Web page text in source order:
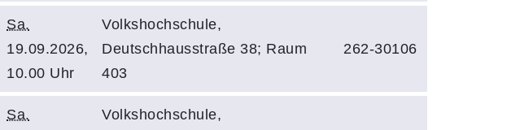
Sa.
19.09.2026,
10.00 Uhr
Volkshochschule,
Deutschhausstraße 38; Raum
403
262-30106
Sa.
Volkshochschule,